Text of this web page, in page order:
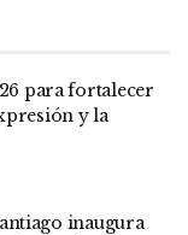
para fortalecer
y la
inaugura